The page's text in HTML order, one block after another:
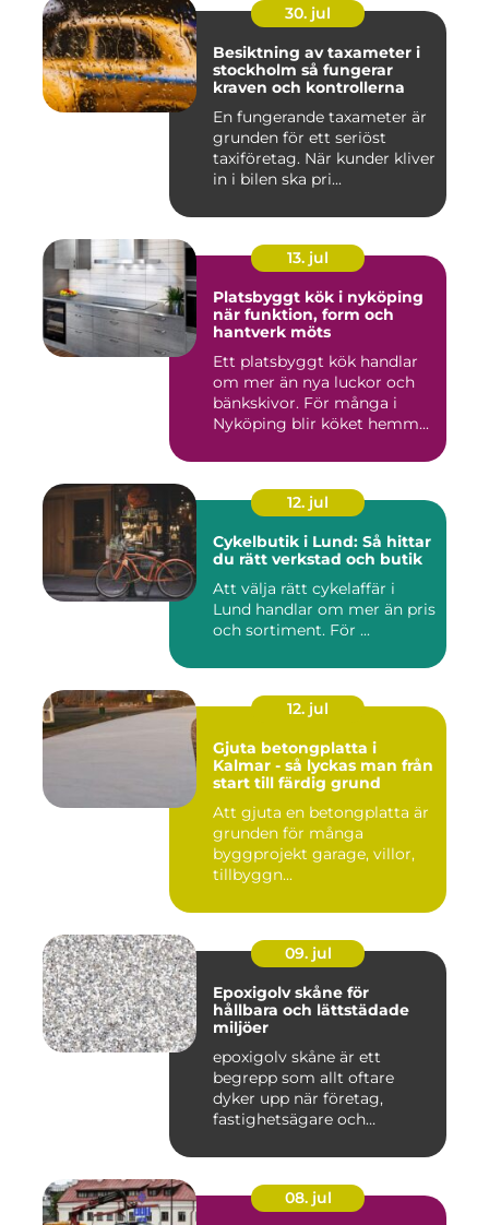
30. jul
Besiktning av taxameter i
stockholm så fungerar
kraven och kontrollerna
En fungerande taxameter är
grunden för ett seriöst
taxiföretag. När kunder kliver
in i bilen ska pri...
13. jul
Platsbyggt kök i nyköping
när funktion, form och
hantverk möts
Ett platsbyggt kök handlar
om mer än nya luckor och
bänkskivor. För många i
Nyköping blir köket hemm...
12. jul
Cykelbutik i Lund: Så hittar
du rätt verkstad och butik
Att välja rätt cykelaffär i
Lund handlar om mer än pris
och sortiment. För ...
12. jul
Gjuta betongplatta i
Kalmar - så lyckas man från
start till färdig grund
Att gjuta en betongplatta är
grunden för många
byggprojekt garage, villor,
tillbyggn...
09. jul
Epoxigolv skåne för
hållbara och lättstädade
miljöer
epoxigolv skåne är ett
begrepp som allt oftare
dyker upp när företag,
fastighetsägare och
08. jul